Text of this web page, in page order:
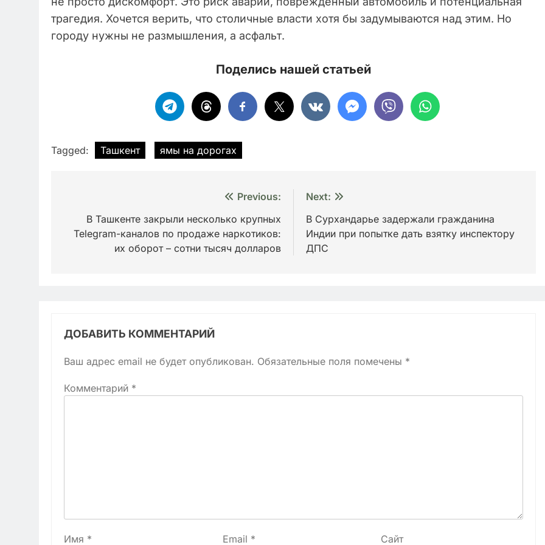
трагедия. Хочется верить, что столичные власти хотя бы задумываются над этим. Но
городу нужны не размышления, а асфальт.
Поделись нашей статьей
Tagged: Ташкент ямы на дорогах
записям
Previous:
В Ташкенте закрыли несколько крупных
Telegram-каналов по продаже наркотиков:
их оборот – сотни тысяч долларов
Next:
В Сурхандарье задержали гражданина
Индии при попытке дать взятку инспектору
ДПС
ДОБАВИТЬ КОММЕНТАРИЙ
Ваш адрес email не будет опубликован. Обязательные поля помечены *
Комментарий *
Имя * Email * Сайт